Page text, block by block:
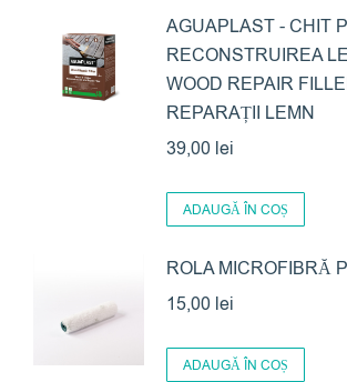
AGUAPLAST - CHIT
RECONSTRUIREA
WOOD REPAIR
REPARAȚII LEMN
39,00 lei
ADAUGĂ ÎN COȘ
ROLA MICROFIBRĂ
15,00 lei
ADAUGĂ ÎN COȘ